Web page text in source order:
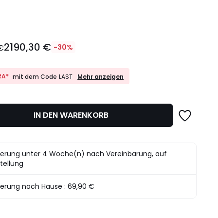
2190,30 € -30%
mit dem Code LAST
10%
LAST
Mehr anzeigen
IN DEN WARENKORB
unter 4 Woche(n) nach Vereinbarung, auf
nach Hause :69,90 €